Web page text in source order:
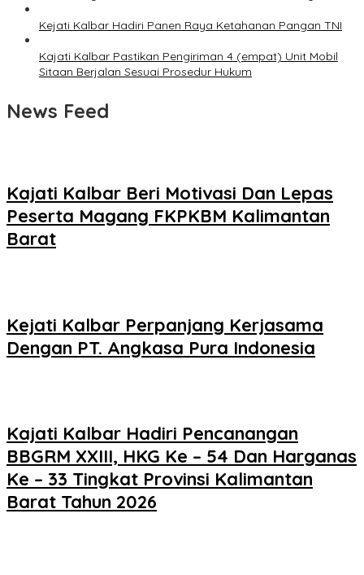
Kejati Kalbar Hadiri Panen Raya Ketahanan Pangan TNI
Kajati Kalbar Pastikan Pengiriman 4 (empat) Unit Mobil
Sitaan Berjalan Sesuai Prosedur Hukum
News Feed
Kajati Kalbar Beri Motivasi Dan Lepas
Peserta Magang FKPKBM Kalimantan
Barat
Kejati Kalbar Perpanjang Kerjasama
Dengan PT. Angkasa Pura Indonesia
Kajati Kalbar Hadiri Pencanangan
BBGRM XXIII, HKG Ke – 54 Dan Harganas
Ke – 33 Tingkat Provinsi Kalimantan
Barat Tahun 2026